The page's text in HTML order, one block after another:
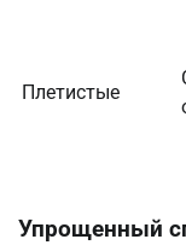
Плетистые
Упрощенный